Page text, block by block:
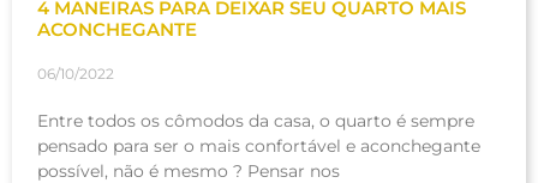
4 MANEIRAS PARA DEIXAR SEU QUARTO MAIS
ACONCHEGANTE
06/10/2022
Entre todos os cômodos da casa, o quarto é sempre
pensado para ser o mais confortável e aconchegante
possível, não é mesmo ? Pensar nos